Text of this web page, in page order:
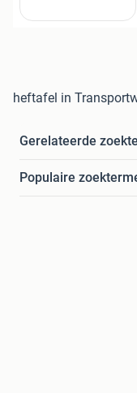
heftafel in
Gerelateerde
Populaire